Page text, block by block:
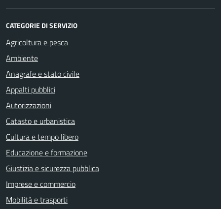
CATEGORIE DI SERVIZIO
Agricoltura e pesca
Ambiente
Anagrafe e stato civile
Appalti pubblici
Autorizzazioni
Catasto e urbanistica
Cultura e tempo libero
Educazione e formazione
Giustizia e sicurezza pubblica
Imprese e commercio
Mobilità e trasporti